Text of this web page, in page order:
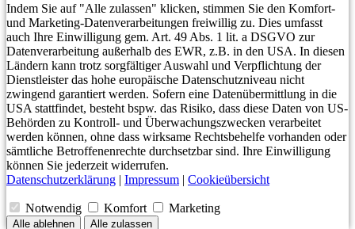
Indem Sie auf "Alle zulassen" klicken, stimmen Sie den Komfort-
und Marketing-Datenverarbeitungen freiwillig zu. Dies umfasst
auch Ihre Einwilligung gem. Art. 49 Abs. 1 lit. a DSGVO zur
Datenverarbeitung außerhalb des EWR, z.B. in den USA. In diesen
Ländern kann trotz sorgfältiger Auswahl und Verpflichtung der
Dienstleister das hohe europäische Datenschutzniveau nicht
zwingend garantiert werden. Sofern eine Datenübermittlung in die
USA stattfindet, besteht bspw. das Risiko, dass diese Daten von US-
Behörden zu Kontroll- und Überwachungszwecken verarbeitet
werden können, ohne dass wirksame Rechtsbehelfe vorhanden oder
sämtliche Betroffenenrechte durchsetzbar sind. Ihre Einwilligung
können Sie jederzeit widerrufen.
Datenschutzerklärung | Impressum | Cookieübersicht
Notwendig Komfort Marketing